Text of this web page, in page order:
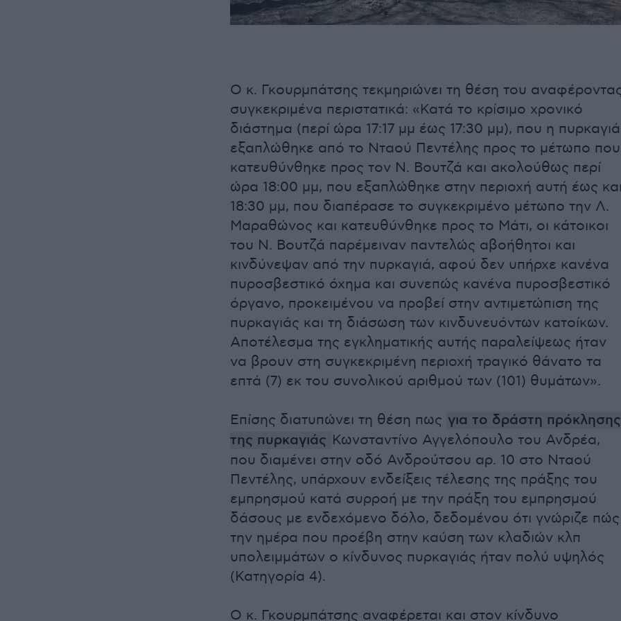
Ο κ. Γκουρμπάτσης τεκμηριώνει τη θέση του
συγκεκριμένα περιστατικά: «Κατά το κρίσιμο χρονικό
διάστημα (περί ώρα 17:17 μμ έως 17:30 μμ), που η πυρκαγιά
εξαπλώθηκε από το Νταού Πεντέλης προς το μέτωπο που
κατευθύνθηκε προς τον Ν. Βουτζά και ακολούθως περί
ώρα 18:00 μμ, που εξαπλώθηκε στην περιοχή αυτή έως
18:30 μμ, που διαπέρασε το συγκεκριμένο μέτωπο την Λ.
Μαραθώνος και κατευθύνθηκε προς το Μάτι, οι κάτοικοι
του Ν. Βουτζά παρέμειναν παντελώς αβοήθητοι και
κινδύνεψαν από την πυρκαγιά, αφού δεν υπήρχε κανένα
πυροσβεστικό όχημα και συνεπώς κανένα πυροσβεστικό
όργανο, προκειμένου να προβεί στην αντιμετώπιση της
πυρκαγιάς και τη διάσωση των κινδυνευόντων κατοίκων.
Αποτέλεσμα της εγκληματικής αυτής παραλείψεως ήταν
να βρουν στη συγκεκριμένη περιοχή τραγικό θάνατο τα
επτά (7) εκ του συνολικού αριθμού των (101) θυμάτων».
Επίσης διατυπώνει τη θέση πως για το δράστη πρόκλησης
της πυρκαγιάς Κωνσταντίνο Αγγελόπουλο του Ανδρέα,
που διαμένει στην οδό Ανδρούτσου αρ. 10 στο Νταού
Πεντέλης, υπάρχουν ενδείξεις τέλεσης της πράξης του
εμπρησμού κατά συρροή με την πράξη του εμπρησμού
δάσους με ενδεχόμενο δόλο, δεδομένου ότι γνώριζε πώς
την ημέρα που προέβη στην καύση των κλαδιών κλπ
υπολειμμάτων ο κίνδυνος πυρκαγιάς ήταν πολύ υψηλός
(Κατηγορία 4).
Ο κ. Γκουρμπάτσης αναφέρεται και στον κίνδυνο